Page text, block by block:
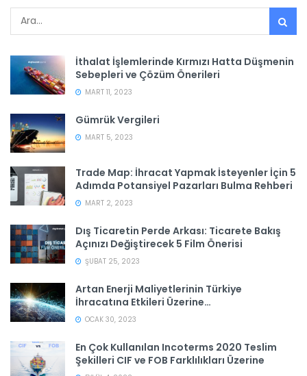
İthalat İşlemlerinde Kırmızı Hatta Düşmenin
Sebepleri ve Çözüm Önerileri
MART 11, 2023
Gümrük Vergileri
MART 5, 2023
Trade Map: İhracat Yapmak İsteyenler İçin 5
Adımda Potansiyel Pazarları Bulma Rehberi
MART 2, 2023
Dış Ticaretin Perde Arkası: Ticarete Bakış
Açınızı Değiştirecek 5 Film Önerisi
ŞUBAT 25, 2023
Artan Enerji Maliyetlerinin Türkiye
İhracatına Etkileri Üzerine…
OCAK 30, 2023
En Çok Kullanılan Incoterms 2020 Teslim
Şekilleri CIF ve FOB Farklılıkları Üzerine